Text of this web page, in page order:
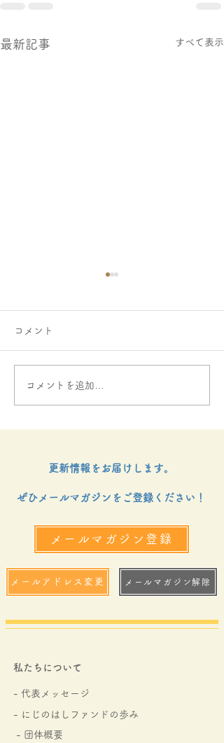
最新記事 すべて表示
寄り添いお便り（2026年
コメント
コメントを追加…
更新情報をお届けします。
ぜひメールマガジンをご登録ください！
メールマガジン登録
メールアドレス変更 メールマガジン解除
私たちについて
- 代表メッセージ
- にじのはしファンドの 歩み
- 団体概要